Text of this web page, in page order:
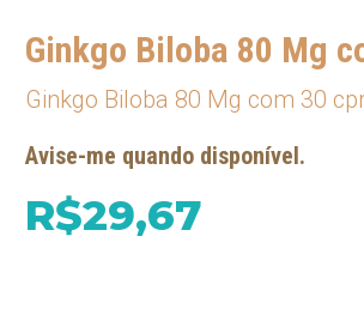
Ginkgo Biloba 80 Mg
Ginkgo Biloba 80 Mg com 30
Avise-me quando disponível.
R$29,67